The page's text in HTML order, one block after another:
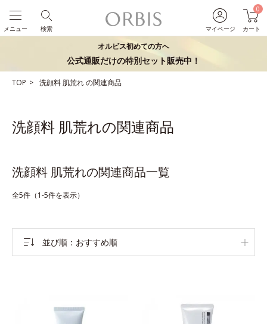
マイページ
0
カート
検索
メニュー
オルビス初めての方へ
公式通販だけの特別セット販売中！
TOP 洗顔料 肌荒れの関連商品
洗顔料 肌荒れの関連商品
洗顔料 肌荒れの関連商品一覧
全5件（1-5件を表示）
並び順 おすすめ順